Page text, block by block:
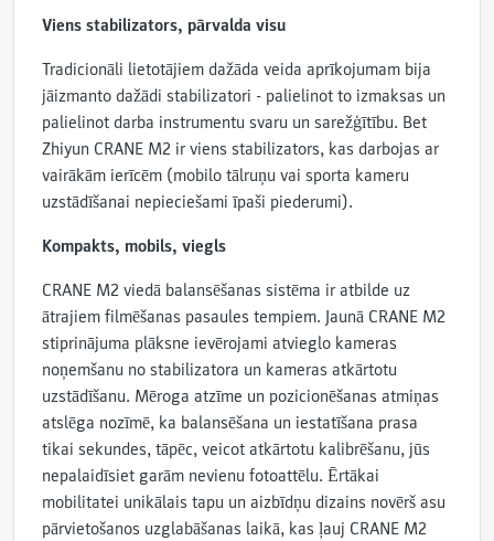
Viens stabilizators, pārvalda visu
Tradicionāli lietotājiem dažāda veida aprīkojumam bija
jāizmanto dažādi stabilizatori - palielinot to izmaksas un
palielinot darba instrumentu svaru un sarežģītību. Bet
Zhiyun CRANE M2 ir viens stabilizators, kas darbojas ar
vairākām ierīcēm (mobilo tālruņu vai sporta kameru
uzstādīšanai nepieciešami īpaši piederumi).
Kompakts, mobils, viegls
CRANE M2 viedā balansēšanas sistēma ir atbilde uz
ātrajiem filmēšanas pasaules tempiem. Jaunā CRANE M2
stiprinājuma plāksne ievērojami atvieglo kameras
noņemšanu no stabilizatora un kameras atkārtotu
uzstādīšanu. Mēroga atzīme un pozicionēšanas atmiņas
atslēga nozīmē, ka balansēšana un iestatīšana prasa
tikai sekundes, tāpēc, veicot atkārtotu kalibrēšanu, jūs
nepalaidīsiet garām nevienu fotoattēlu. Ērtākai
mobilitatei unikālais tapu un aizbīdņu dizains novērš asu
pārvietošanos uzglabāšanas laikā, kas ļauj CRANE M2